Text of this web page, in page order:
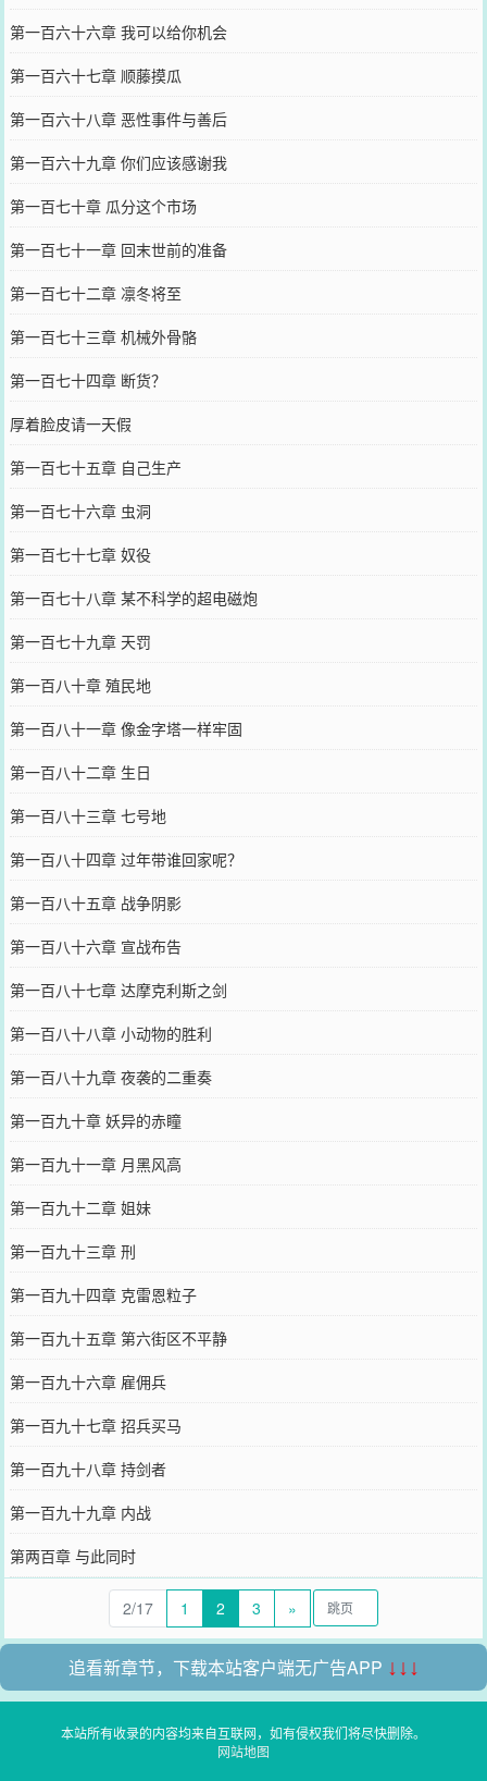
第一百六十六章 我可以给你机会
第一百六十七章 顺藤摸瓜
第一百六十八章 恶性事件与善后
第一百六十九章 你们应该感谢我
第一百七十章 瓜分这个市场
第一百七十一章 回末世前的准备
第一百七十二章 凛冬将至
第一百七十三章 机械外骨骼
第一百七十四章 断货？
厚着脸皮请一天假
第一百七十五章 自己生产
第一百七十六章 虫洞
第一百七十七章 奴役
第一百七十八章 某不科学的超电磁炮
第一百七十九章 天罚
第一百八十章 殖民地
第一百八十一章 像金字塔一样牢固
第一百八十二章 生日
第一百八十三章 七号地
第一百八十四章 过年带谁回家呢？
第一百八十五章 战争阴影
第一百八十六章 宣战布告
第一百八十七章 达摩克利斯之剑
第一百八十八章 小动物的胜利
第一百八十九章 夜袭的二重奏
第一百九十章 妖异的赤瞳
第一百九十一章 月黑风高
第一百九十二章 姐妹
第一百九十三章 刑
第一百九十四章 克雷恩粒子
第一百九十五章 第六街区不平静
第一百九十六章 雇佣兵
第一百九十七章 招兵买马
第一百九十八章 持剑者
第一百九十九章 内战
第两百章 与此同时
2/17 1 2 3 »
追看新章节，下载本站客户端无广告APP ↓↓↓
本站所有收录的内容均来自互联网，如有侵权我们将尽快删除。
网站地图